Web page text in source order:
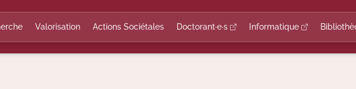
Valorisation Actions Sociétales Doctorant·e·s Informatique